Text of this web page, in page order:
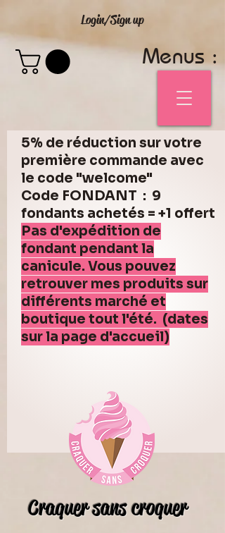
Login/Sign up
Menus :
5% de réduction sur votre
première commande avec
le code "welcome"
Code FONDANT : 9
fondants achetés = +1 offert
Pas d'expédition de
fondant pendant la
canicule. Vous pouvez
retrouver mes produits sur
différents marché et
boutique tout l'été. (dates
sur la page d'accueil)
Craquer sans croquer